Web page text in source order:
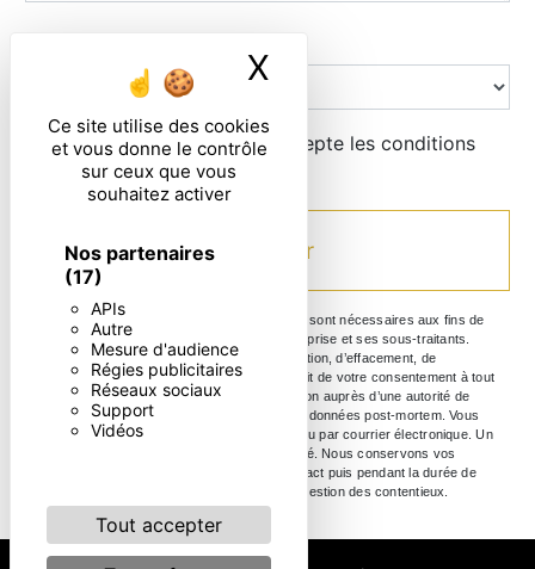
Ce site utilise des cookies
et vous donne le contrôle
sur ceux que vous
souhaitez activer
Nos partenaires
(17)
APIs
Autre
Mesure d'audience
Régies publicitaires
Réseaux sociaux
Support
Vidéos
Tout accepter
X Masquer le
En cochant cette case, j'accepte les conditions
particulières ci-dessous **
Envoyer
** Les données personnelles communiquées sont nécessaires aux fins de
vous contacter. Elles sont destinées à l'entreprise et ses sous-traitants.
Vous disposez de droits d’accès, de rectification, d’effacement, de
portabilité, de limitation, d’opposition, de retrait de votre consentement à tout
moment et du droit d’introduire une réclamation auprès d’une autorité de
contrôle, ainsi que d’organiser le sort de vos données post-mortem. Vous
pouvez exercer ces droits par voie postale ou par courrier électronique. Un
justificatif d'identité pourra vous être demandé. Nous conservons vos
données pendant la période de prise de contact puis pendant la durée de
prescription légale aux fins probatoire et de gestion des contentieux.